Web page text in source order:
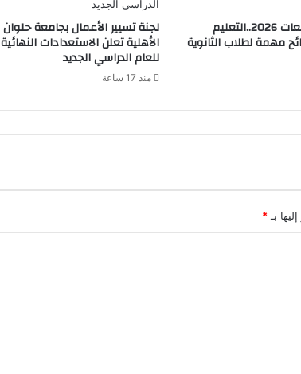
تنسيق الجامعات 2026..التعليم
9 نصائح مهمة لطلاب الثانوية
لجنة تسيير الأعمال بجامعة حلوان
الأهلية تعلن الاستعدادات النهائية
للعام الدراسي الجديد
منذ 17 ساعة
بـ *